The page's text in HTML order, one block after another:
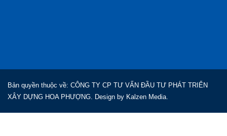
Bản quyền thuộc về: CÔNG TY CP TƯ VẤN ĐẦU TƯ PHÁT TRIỂN
XÂY DỰNG HOA PHƯỢNG. Design by Kalzen Media.